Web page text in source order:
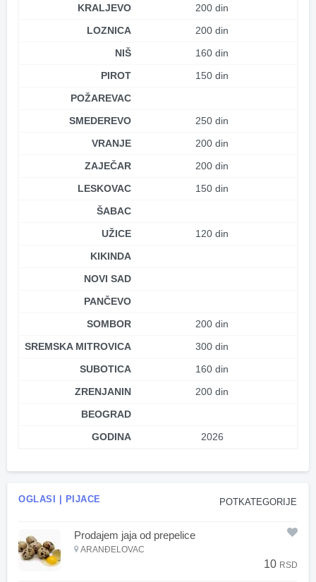
KRALJEVO
200 din
LOZNICA
200 din
NIŠ
160 din
PIROT
150 din
POŽAREVAC
SMEDEREVO
250 din
VRANJE
200 din
ZAJEČAR
200 din
LESKOVAC
150 din
ŠABAC
UŽICE
120 din
KIKINDA
NOVI SAD
PANČEVO
SOMBOR
200 din
SREMSKA MITROVICA
300 din
SUBOTICA
160 din
ZRENJANIN
200 din
BEOGRAD
GODINA
2026
POTKATEGORIJE
OGLASI | PIJACE
Prodajem jaja od prepelice
ARANĐELOVAC
10 RSD